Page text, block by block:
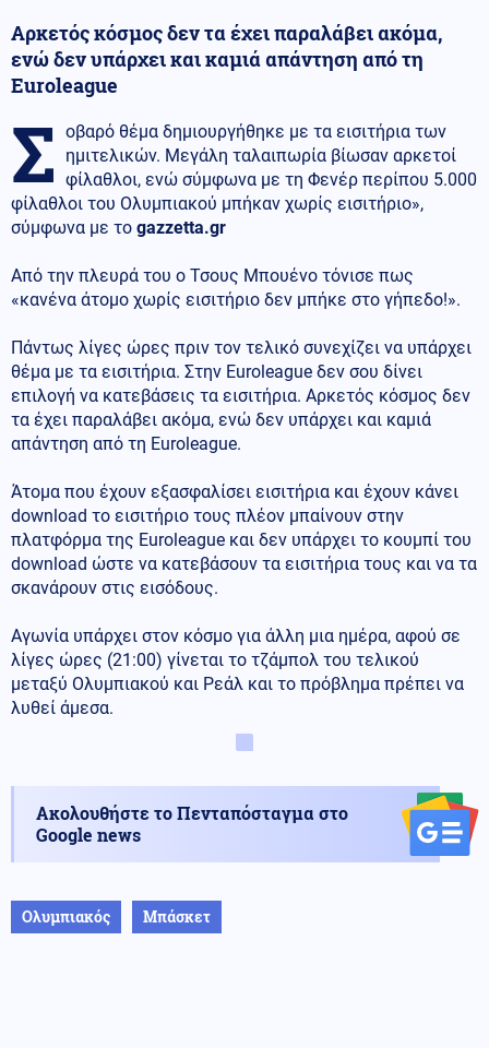
Αρκετός κόσμος δεν τα έχει παραλάβει ακόμα,
ενώ δεν υπάρχει και καμιά απάντηση από τη
Εuroleague
Σ οβαρό θέμα δημιουργήθηκε με τα εισιτήρια των
ημιτελικών. Μεγάλη ταλαιπωρία βίωσαν αρκετοί
φίλαθλοι, ενώ σύμφωνα με τη Φενέρ περίπου 5.000
φίλαθλοι του Ολυμπιακού μπήκαν χωρίς εισιτήριο»,
σύμφωνα με το gazzetta.gr
Aπό την πλευρά του ο Τσους Μπουένο τόνισε πως
«κανένα άτομο χωρίς εισιτήριο δεν μπήκε στο γήπεδο!».
Πάντως λίγες ώρες πριν τον τελικό συνεχίζει να υπάρχει
θέμα με τα εισιτήρια. Στην Εuroleague δεν σου δίνει
επιλογή να κατεβάσεις τα εισιτήρια. Αρκετός κόσμος δεν
τα έχει παραλάβει ακόμα, ενώ δεν υπάρχει και καμιά
απάντηση από τη Εuroleague.
Άτομα που έχουν εξασφαλίσει εισιτήρια και έχουν κάνει
download το εισιτήριο τους πλέον μπαίνουν στην
πλατφόρμα της Euroleague και δεν υπάρχει το κουμπί του
download ώστε να κατεβάσουν τα εισιτήρια τους και να τα
σκανάρουν στις εισόδους.
Aγωνία υπάρχει στον κόσμο για άλλη μια ημέρα, αφού σε
λίγες ώρες (21:00) γίνεται το τζάμπολ του τελικού
μεταξύ Ολυμπιακού και Ρεάλ και το πρόβλημα πρέπει να
λυθεί άμεσα.
Ακολουθήστε το Πενταπόσταγμα στο
Google news
Ολυμπιακός Μπάσκετ